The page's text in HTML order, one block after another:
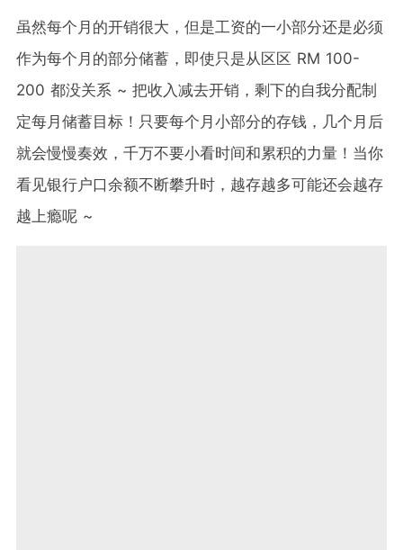
虽然每个月的开销很大，但是工资的一小部分还是必须
作为每个月的部分储蓄，即使只是从区区 RM 100-
200 都没关系 ~ 把收入减去开销，剩下的自我分配制
定每月储蓄目标！只要每个月小部分的存钱，几个月后
就会慢慢奏效，千万不要小看时间和累积的力量！当你
看见银行户口余额不断攀升时，越存越多可能还会越存
越上瘾呢 ~